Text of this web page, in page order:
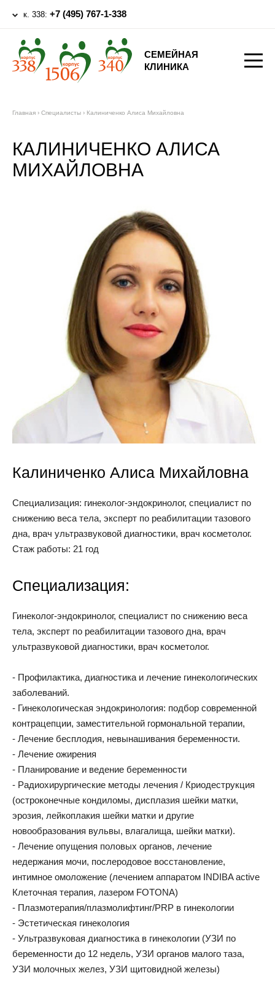
к. 338: +7 (495) 767-1-338
СЕМЕЙНАЯ
КЛИНИКА
Главная › Специалисты › Калиниченко Алиса Михайловна
КАЛИНИЧЕНКО АЛИСА
МИХАЙЛОВНА
Калиниченко Алиса Михайловна
Специализация: гинеколог-эндокринолог, специалист по
снижению веса тела, эксперт по реабилитации тазового
дна, врач ультразвуковой диагностики, врач косметолог.
Стаж работы: 21 год
Специализация:
Гинеколог-эндокринолог, специалист по снижению веса
тела, эксперт по реабилитации тазового дна, врач
ультразвуковой диагностики, врач косметолог.
- Профилактика, диагностика и лечение гинекологических
заболеваний.
- Гинекологическая эндокринология: подбор современной
контрацепции, заместительной гормональной терапии,
- Лечение бесплодия, невынашивания беременности.
- Лечение ожирения
- Планирование и ведение беременности
- Радиохирургические методы лечения / Криодеструкция
(остроконечные кондиломы, дисплазия шейки матки,
эрозия, лейкоплакия шейки матки и другие
новообразования вульвы, влагалища, шейки матки).
- Лечение опущения половых органов, лечение
недержания мочи, послеродовое восстановление,
интимное омоложение (лечением аппаратом INDIBA active
Клеточная терапия, лазером FOTONA)
- Плазмотерапия/плазмолифтинг/PRP в гинекологии
- Эстетическая гинекология
- Ультразвуковая диагностика в гинекологии (УЗИ по
беременности до 12 недель, УЗИ органов малого таза,
УЗИ молочных желез, УЗИ щитовидной железы)